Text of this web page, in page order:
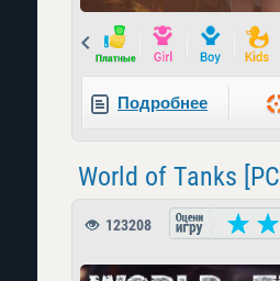
Prev
Подробнее
World of Tanks [PC]
123208